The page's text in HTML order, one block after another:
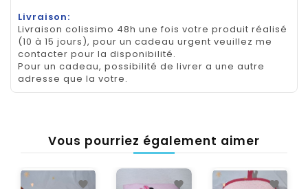
Livraison:
Livraison colissimo 48h une fois votre produit réalisé
(10 à 15 jours), pour un cadeau urgent veuillez me
contacter pour la disponibilité.
Pour un cadeau, possibilité de livrer a une autre
adresse que la votre.
Vous pourriez également aimer